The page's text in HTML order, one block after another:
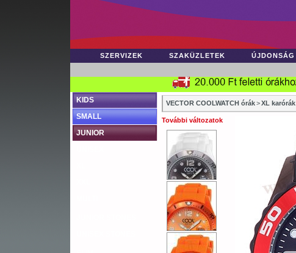
SZERVIZEK SZAKÜZLETEK ÚJDONSÁG
KIDS
SMALL
JUNIOR
VECTOR COOLWATCH órák > XL karórák
További változatok